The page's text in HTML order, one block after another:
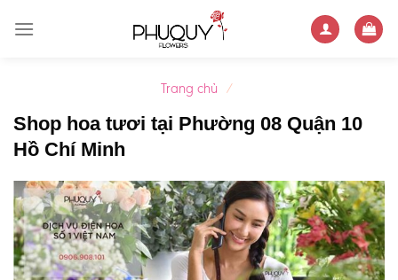
Trang chủ /
Shop hoa tươi tại Phường 08 Quận 10
Hồ Chí Minh